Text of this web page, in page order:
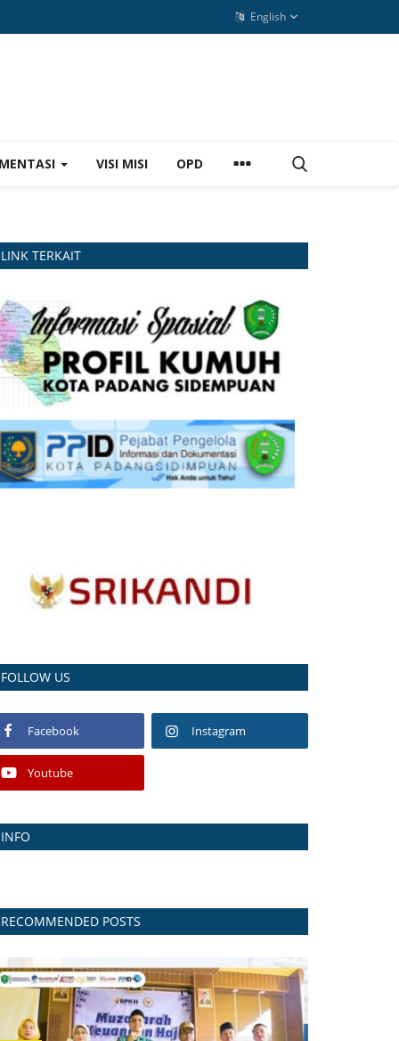
English
VISI MISI OPD
LINK TERKAIT
FOLLOW US
Facebook Instagram
Youtube
INFO
RECOMMENDED POSTS